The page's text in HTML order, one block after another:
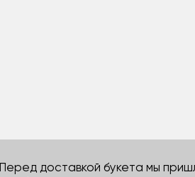
Перед доставкой букета мы